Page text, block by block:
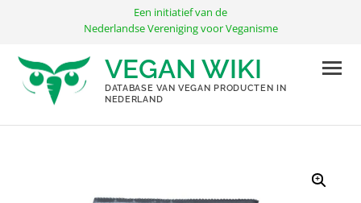
inhoud
Een initiatief van de
Nederlandse Vereniging voor Veganisme
VEGAN WIKI
DATABASE VAN VEGAN PRODUCTEN IN
NEDERLAND